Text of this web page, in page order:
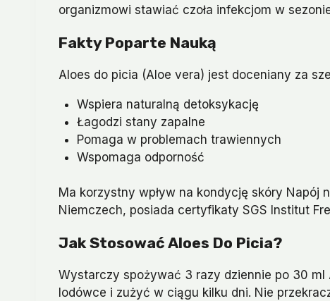
organizmowi stawiać czoła infekcjom w
Fakty Poparte Nauką
Aloes do picia (Aloe vera) jest doceniany za
Wspiera naturalną detoksykację
Łagodzi stany zapalne
Pomaga w problemach trawiennych
Wspomaga odporność
Ma korzystny wpływ na kondycję skóry Napój
Niemczech, posiada certyfikaty SGS Institut
Jak Stosować Aloes Do Picia?
Wystarczy spożywać 3 razy dziennie po 30
lodówce i zużyć w ciągu kilku dni. Nie